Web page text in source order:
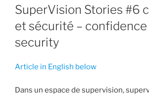
ON
SuperVision Stories #6
et sécurité – confidence
security
Article in English below
Dans un espace de supervision,